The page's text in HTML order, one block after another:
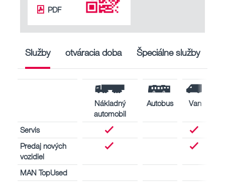
PDF
Služby otváracia doba Špeciálne služby
Nákladný
automobil
Autobus Van
Servis
Predaj nových
vozidiel
MAN TopUsed